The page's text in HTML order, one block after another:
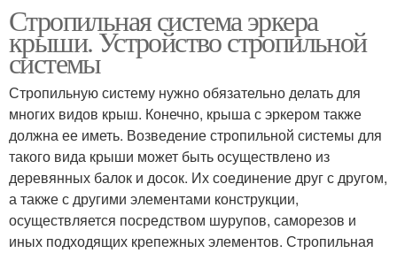
Система над эркером
Стропильная система эркера
крыши. Устройство стропильной
системы
Стропильную систему нужно обязательно делать для
многих видов крыш. Конечно, крыша с эркером также
должна ее иметь. Возведение стропильной системы для
такого вида крыши может быть осуществлено из
деревянных балок и досок. Их соединение друг с другом,
а также с другими элементами конструкции,
осуществляется посредством шурупов, саморезов и
иных подходящих крепежных элементов. Стропильная